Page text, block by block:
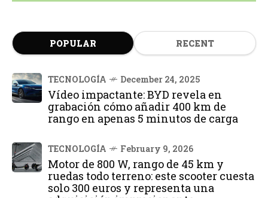
POPULAR RECENT
TECNOLOGÍA December 24, 2025
Vídeo impactante: BYD revela en
grabación cómo añadir 400 km de
rango en apenas 5 minutos de carga
TECNOLOGÍA February 9, 2026
Motor de 800 W, rango de 45 km y
ruedas todo terreno: este scooter cuesta
solo 300 euros y representa una